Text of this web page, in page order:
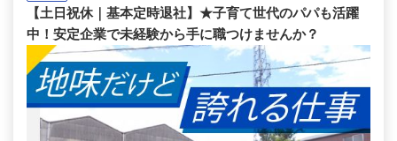
【土日祝休｜基本定時退社】★子育て世代のパパも活躍
中！安定企業で未経験から手に職つけませんか？